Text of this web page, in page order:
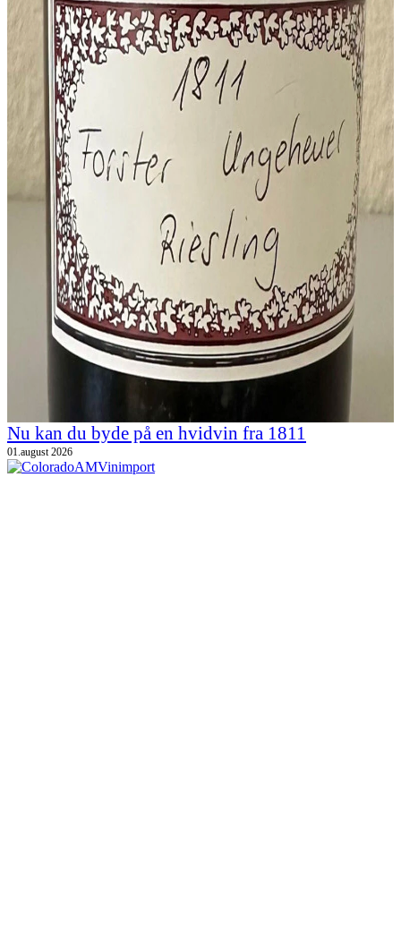
Nu kan du byde på en hvidvin fra 1811
01.august 2026